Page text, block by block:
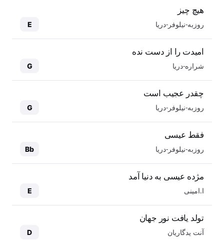
هیچ چیز
روزبه-نیلوفر-دریا E
امیدت را از دست نده
شراره-دریا G
چقدر عجیب است
روزبه-نیلوفر-دریا G
فقط عیسی
روزبه-نیلوفر-دریا Bb
مژده عیسی به دنیا آمد
ا.امینی E
تولد یافت نور جهان
آنت یدگاریان D